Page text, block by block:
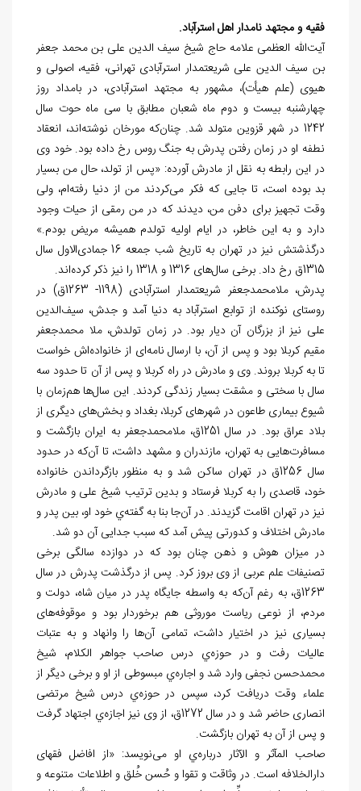
فقيه و مجتهد نامدار اهل استرآباد.
آیت‌الله العظمی علامه حاج شیخ سیف ‏الدین‌ علی‌ بن محمد جعفر
بن سیف‏ الدین علی شریعتمدار استرآبادی تهرانی، فقیه، اصولی و
هیوی (علم هیأت)، مشهور به مجتهد استرآبادی، در بامداد روز
چهارشنبه بیست و دوم ماه شعبان مطابق با سی ماه حوت سال
1242 در شهر قزوین متولد شد. چنان‌که مورخان نوشته‌اند، انعقاد
نطفه او در زمان رفتن پدرش به جنگ روس رخ داده بود. خود وی
در این رابطه به نقل از مادرش آورده: «پس از تولد، حال من بسیار
بد بوده است، تا جایی که فکر می‌کردند من از دنیا رفته‌ام، ولی
وقت تجهیز برای دفن من، دیدند که در من رمقی از حیات وجود
دارد و به این خاطر، در ایام اولیه تولدم همیشه مریض بودم.»
درگذشتش نیز در تهران به تاریخ شب جمعه 16 جمادی‌الاول سال
1315ق رخ داد. برخی سال‌های 1316 و 1318 را نیز ذکر کرده‌اند.
پدرش، ملامحمدجعفر شریعتمدار استرآبادی (1198- 1263ق) در
روستای نوکنده از توابع استرآباد به دنیا آمد و جدش، سیف‌الدین
علی نیز از بزرگان آن دیار بود. در زمان تولدش، ملا محمدجعفر
مقیم کربلا بود و پس از آن، با ارسال نامه‌ای از خانواده‌اش خواست
تا به کربلا بروند. وی و مادرش در راه کربلا و پس از آن تا حدود سه
سال با سختی و مشقت بسیار زندگی کردند. این سال‌ها هم‌زمان با
شیوع بیماری طاعون در شهرهای کربلا، بغداد و بخش‌های دیگری از
بلاد عراق بود. در سال 1251ق، ملامحمدجعفر به ایران بازگشت و
مسافرت‌هایی به تهران، مازندران و مشهد داشت، تا آن‌که در حدود
سال 1256ق در تهران ساکن شد و به منظور بازگرداندن خانواده
خود، قاصدی را به کربلا فرستاد و بدین ترتیب شیخ علی و مادرش
نیز در تهران اقامت گزیدند. در آن‌جا بنا به گفته‌ي خود او، بین پدر و
مادرش اختلاف و کدورتی پیش آمد که سبب جدایی آن دو شد.
در میزان هوش و ذهن چنان بود که در دوازده سالگی برخی
تصنیفات علم عربی از وی بروز کرد. پس از درگذشت پدرش در سال
1263ق، به رغم آن‌که به واسطه جایگاه پدر در میان شاه، دولت و
مردم، از نوعی ریاست موروثی هم برخوردار بود و موقوفه‌های
بسیاری نیز در اختیار داشت، تمامی آن‌ها را وانهاد و به عتبات
عالیات رفت و در حوزه‌ي درس صاحب جواهر الکلام، شیخ
محمدحسن نجفی وارد شد و اجاره‌ي مبسوطی از او و برخی دیگر از
علماء وقت دریافت كرد، سپس در حوزه‌ي درس شیخ مرتضی
انصاری حاضر شد و در سال 1272ق، از وی نیز اجازه‌ي اجتهاد گرفت
و پس از آن به تهران بازگشت.
صاحب المآثر و الآثار درباره‌ي او می‌نویسد: «از افاضل فقهای
دارالخلافه است. در وثاقت و تقوا و حُسن خُلق و اطلاعات متنوعه و